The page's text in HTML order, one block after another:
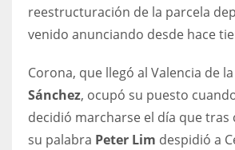
PIT
20
reestructuración de la parcela
venido anunciando desde hace
Corona, que llegó al Valencia de
Sánchez, ocupó su puesto
decidió marcharse el día que
su palabra Peter Lim despidió a